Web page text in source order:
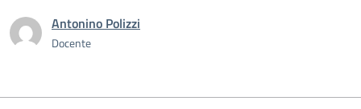
Antonino Polizzi
Docente